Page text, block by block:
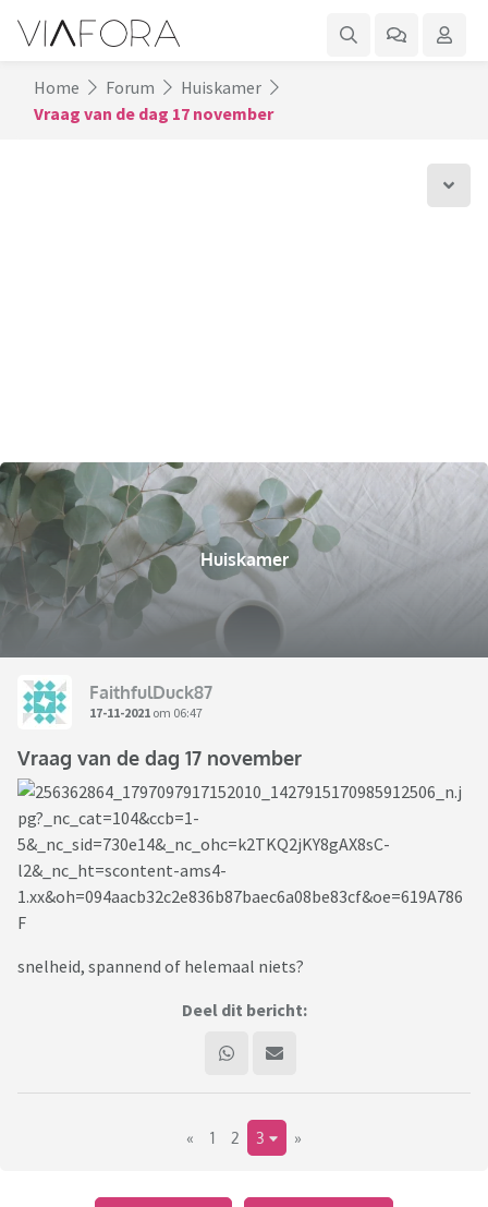
Home Forum
Huiskamer
Vraag van de dag 17 november
Huiskamer
FaithfulDuck87
17-11-2021 om 06:47
Vraag van de dag 17 november
snelheid, spannend of helemaal niets?
Deel dit bericht:
« 1 2 3 »